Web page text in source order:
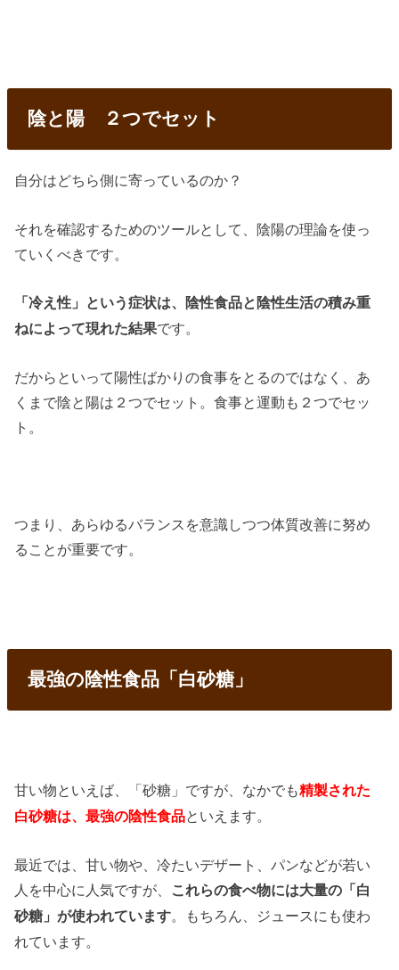
陰と陽 ２つでセット
自分はどちら側に寄っているのか？
それを確認するためのツールとして、陰陽の理論を使っ
ていくべきです。
「冷え性」という症状は、陰性食品と陰性生活の積み重
ねによって現れた結果です。
だからといって陽性ばかりの食事をとるのではなく、あ
くまで陰と陽は２つでセット。食事と運動も２つでセッ
ト。
つまり、あらゆるバランスを意識しつつ体質改善に努め
ることが重要です。
最強の陰性食品「白砂糖」
甘い物といえば、「砂糖」ですが、なかでも精製された
白砂糖は、最強の陰性食品といえます。
最近では、甘い物や、冷たいデザート、パンなどが若い
人を中心に人気ですが、
これらの食べ物には大量の「白
砂糖」が使われています。もちろん、ジュースにも使わ
れています。